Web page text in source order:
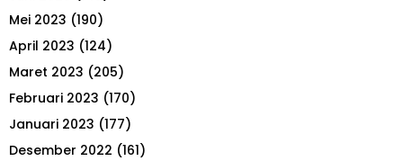
Mei 2023 (190)
April 2023 (124)
Maret 2023 (205)
Februari 2023 (170)
Januari 2023 (177)
Desember 2022 (161)